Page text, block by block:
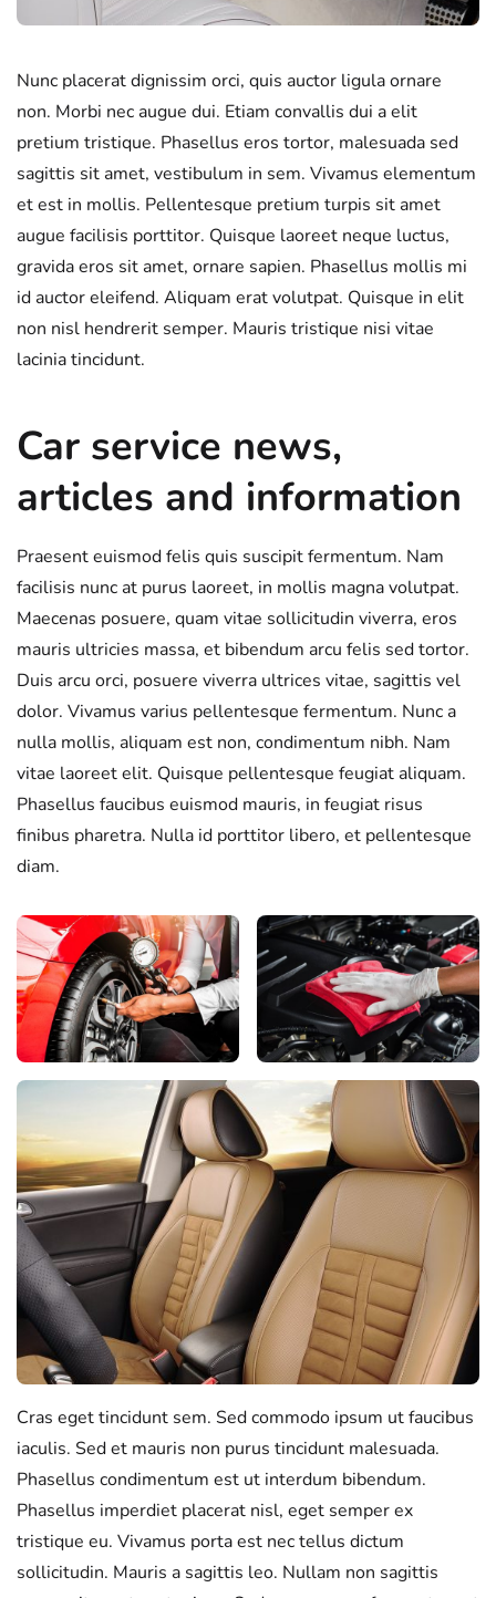
Nunc placerat dignissim orci, quis auctor ligula ornare
non. Morbi nec augue dui. Etiam convallis dui a elit
pretium tristique. Phasellus eros tortor, malesuada sed
sagittis sit amet, vestibulum in sem. Vivamus elementum
et est in mollis. Pellentesque pretium turpis sit amet
augue facilisis porttitor. Quisque laoreet neque luctus,
gravida eros sit amet, ornare sapien. Phasellus mollis mi
id auctor eleifend. Aliquam erat volutpat. Quisque in elit
non nisl hendrerit semper. Mauris tristique nisi vitae
lacinia tincidunt.
Car service news,
articles and information
Praesent euismod felis quis suscipit fermentum. Nam
facilisis nunc at purus laoreet, in mollis magna volutpat.
Maecenas posuere, quam vitae sollicitudin viverra, eros
mauris ultricies massa, et bibendum arcu felis sed tortor.
Duis arcu orci, posuere viverra ultrices vitae, sagittis vel
dolor. Vivamus varius pellentesque fermentum. Nunc a
nulla mollis, aliquam est non, condimentum nibh. Nam
vitae laoreet elit. Quisque pellentesque feugiat aliquam.
Phasellus faucibus euismod mauris, in feugiat risus
finibus pharetra. Nulla id porttitor libero, et pellentesque
diam.
Cras eget tincidunt sem. Sed commodo ipsum ut faucibus
iaculis. Sed et mauris non purus tincidunt malesuada.
Phasellus condimentum est ut interdum bibendum.
Phasellus imperdiet placerat nisl, eget semper ex
tristique eu. Vivamus porta est nec tellus dictum
sollicitudin. Mauris a sagittis leo. Nullam non sagittis